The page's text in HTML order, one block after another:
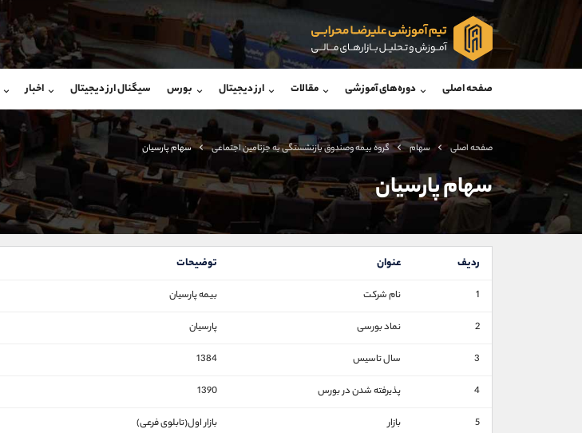
صفحه اصلی دوره‌های آموزشی مقالات ارز دیجیتال بورس سیگنال ارز دیجیتال اخبار
صفحه اصلی سهام گروه بيمه وصندوق بازنشستگی به جزتامين اجتماعی سهام پارسیان
سهام پارسیان
ردیف عنوان توضیحات
1 نام شرکت
بیمه پارسیان
2
نماد بورسی
پارسیان
3
سال تاسیس
1384
4
پذیرفته شدن در بورس
1390
5
بازار
بازار اول(تابلوی فرعی)
واتساپ شروع گفتگو
@Armteam_admin_103
داخلی 103
واتساپ شروع گفتگو
تلگرام @Armteam_admin_33
118 داخلی
اطلاعات تماس (دفتر فروش)
تلفن
بدون پیش شماره
کانال بله